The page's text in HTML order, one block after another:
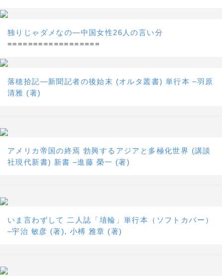
独りじゃダメなの―中国女性26人の言い分
==================
落穂拾記―新聞記者の後始末 (オルタ叢書) 単行本 –羽原
清雅 (著)
アメリカ帝国の終焉 勃興するアジアと多極化世界 (講談
社現代新書) 新書 –進藤 榮一 (著)
いま言わずして 二人誌「埴輪」単行本（ソフトカバー）
–宇治 敏彦 (著), 小榑 雅章 (著)